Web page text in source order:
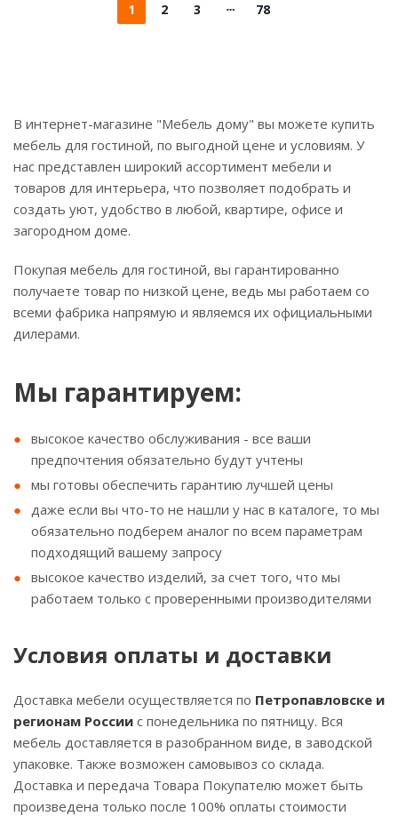
1 2 3 78
В интернет-магазине "Мебель дому" вы можете купить
мебель для гостиной, по выгодной цене и условиям. У
нас представлен широкий ассортимент мебели и
товаров для интерьера, что позволяет подобрать и
создать уют, удобство в любой, квартире, офисе и
загородном доме.
Покупая мебель для гостиной, вы гарантированно
получаете товар по низкой цене, ведь мы работаем со
всеми фабрика напрямую и являемся их официальными
дилерами.
Мы гарантируем:
высокое качество обслуживания - все ваши
предпочтения обязательно будут учтены
мы готовы обеспечить гарантию лучшей цены
даже если вы что-то не нашли у нас в каталоге, то мы
обязательно подберем аналог по всем параметрам
подходящий вашему запросу
высокое качество изделий, за счет того, что мы
работаем только с проверенными производителями
Условия оплаты и доставки
Доставка мебели осуществляется по Петропавловске и
регионам России с понедельника по пятницу. Вся
мебель доставляется в разобранном виде, в заводской
упаковке. Также возможен самовывоз со склада.
Доставка и передача Товара Покупателю может быть
произведена только после 100% оплаты стоимости